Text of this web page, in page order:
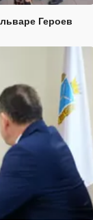
Героев